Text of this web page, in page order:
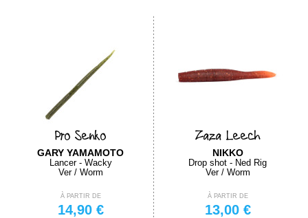
Pro Senko
GARY YAMAMOTO
Lancer - Wacky
Ver / Worm
À PARTIR DE
14,90 €
Zaza Leech
NIKKO
Drop shot - Ned Rig
Ver / Worm
À PARTIR DE
13,00 €